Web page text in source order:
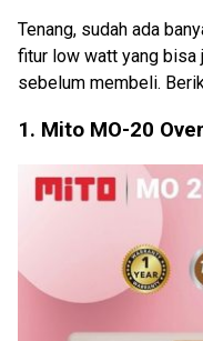
Tenang, sudah ada
fitur low watt yang bisa
sebelum membeli.
1. Mito MO-20